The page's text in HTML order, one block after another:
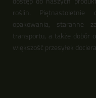
roślin. Piętnastoletnie
opakowania, staranne
transportu, a także dobór
większość przesyłek